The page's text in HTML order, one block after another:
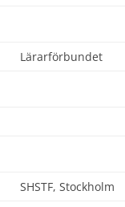
Lärarförbundet
SHSTF, Stockholm